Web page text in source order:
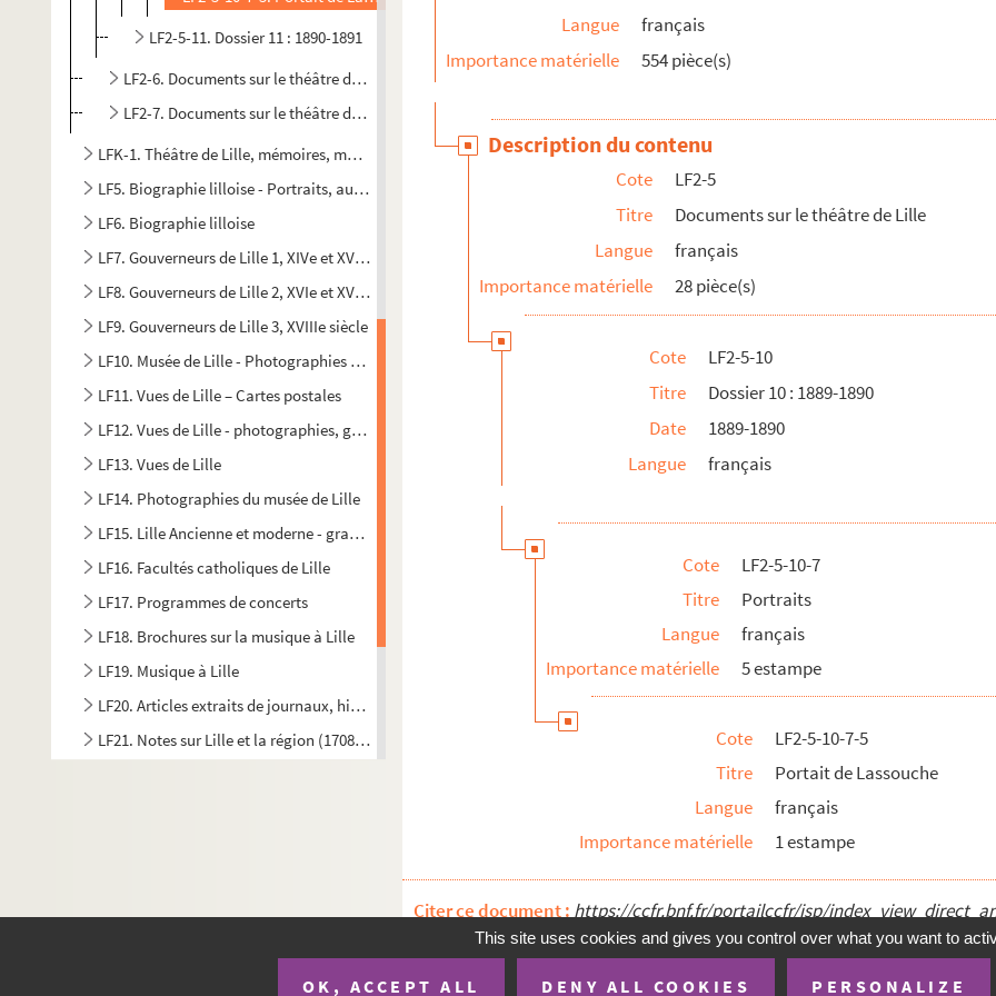
LF2-5-11. Dossier 11 : 1890-1891
LF2-6. Documents sur le théâtre de Lille
LF2-7. Documents sur le théâtre de Lille
LFK-1. Théâtre de Lille, mémoires, manuscrits, brochures
LF5. Biographie lilloise - Portraits, autographes - Notices sur des personnalités lilloises
LF6. Biographie lilloise
LF7. Gouverneurs de Lille 1, XIVe et XVe siècles
LF8. Gouverneurs de Lille 2, XVIe et XVIIe siècles
LF9. Gouverneurs de Lille 3, XVIIIe siècle
LF10. Musée de Lille - Photographies de tableaux
LF11. Vues de Lille – Cartes postales
LF12. Vues de Lille - photographies, gravures, dessins
LF13. Vues de Lille
LF14. Photographies du musée de Lille
LF15. Lille Ancienne et moderne - gravures, photographies, dessins
LF16. Facultés catholiques de Lille
LF17. Programmes de concerts
LF18. Brochures sur la musique à Lille
LF19. Musique à Lille
LF20. Articles extraits de journaux, histoire et littérature
LF21. Notes sur Lille et la région (1708-1912)
LF26. Portefeuille non numéroté 4
LF27. Lithographies et gravures, reproduction d'affiches théâtrales anciennes
LF28. Galerie de portraits d'artistes lyriques et dramatiques, ayant paru, pour la plupart, sur le Théâtre...
Langue
français
Importance matérielle
554 pièce(s)
Description du contenu
Cote
LF2-5
Titre
Documents sur le théâtre de Lille
Langue
français
Importance matérielle
28 pièce(s)
Cote
LF2-5-10
Titre
Dossier 10 : 1889-1890
Date
1889-1890
Langue
français
Cote
LF2-5-10-7
Titre
Portraits
Langue
français
Importance matérielle
5 estampe
Cote
LF2-5-10-7-5
Titre
Portait de Lassouche
Langue
français
Importance matérielle
1 estampe
Citer ce document : https://ccfr.bnf.fr/portailccfr/jsp/
This site uses cookies and gives you control over what you want to
OK, ACCEPT ALL DENY ALL COOKIES PERSONALIZE